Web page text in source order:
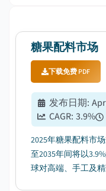
糖果配料市场
下载免费 PDF
发布日期:
CAGR: 3.9%
2025年糖果配料市
至2035年间将以
球对高端、手工及